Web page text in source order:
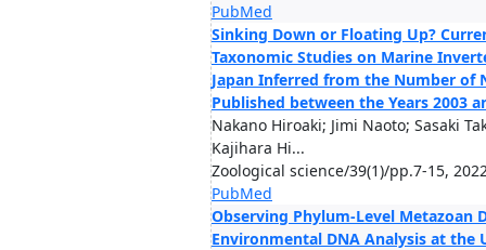
PubMed
Sinking Down or Floating Up?
Taxonomic Studies on Marine
Japan Inferred from the Number of
Published between the Years 2003
Nakano Hiroaki; Jimi Naoto; Sasaki
Kajihara Hi...
Zoological science/39(1)/pp.7-15,
PubMed
Observing Phylum-Level Metazoan
Environmental DNA Analysis at the